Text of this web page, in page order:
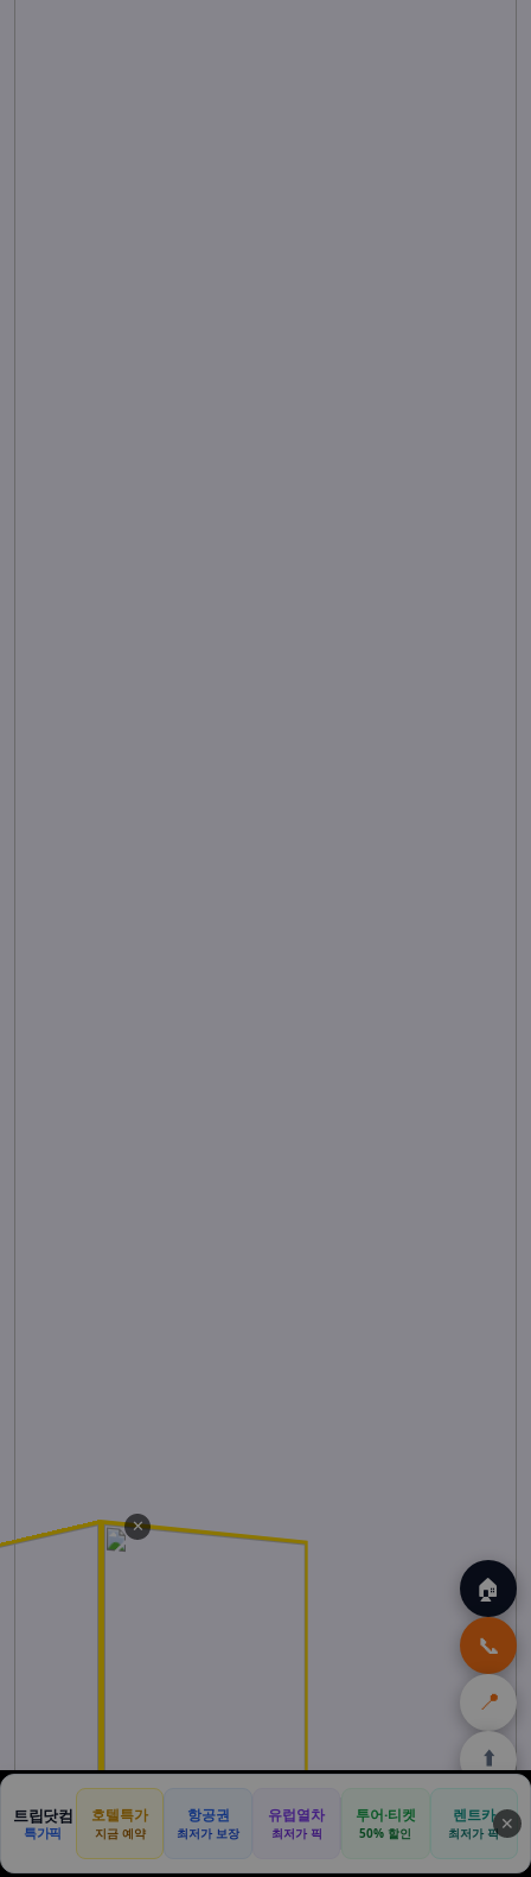
🏠
📞
📍
⬆️
🏠
홈
🌴
발리
🌺
하와이
🎁
쿠팡
할인
✕
트립닷컴
특가픽
호텔특가
지금 예약
항공권
최저가 보장
유럽열차
최저가 픽
투어·티켓
50% 할인
렌트카
최저가 픽✕